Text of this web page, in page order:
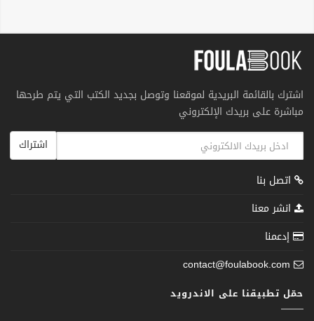
اشترك بالقائمة البريدية لموقعنا وتوصل بجديد الكتب التي يتم طرحها
مباشرة على بريدك الإلكتروني
اشتراك
اتصل بنا
انشر معنا
إدعمنا
contact@foulabook.com
حمّل تطبيقنا على الاندرويد